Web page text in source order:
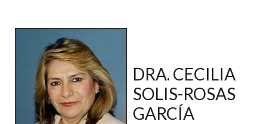
DRA. CECILIA
SOLIS-ROSAS
GARCÍA